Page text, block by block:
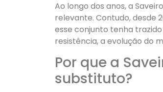
Ao longo dos anos, a
relevante. Contudo, desde
esse conjunto tenha
resistência, a evolução do
Por que a
substituto?